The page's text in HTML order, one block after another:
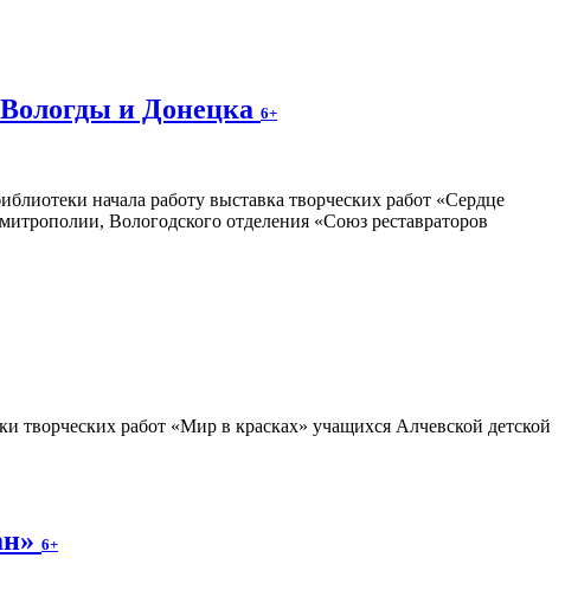
Вологды и Донецка 6+
начала работу выставка творческих работ «Сердце
Вологодского отделения «Союз реставраторов
творческих работ «Мир в красках» учащихся Алчевской детской
6+